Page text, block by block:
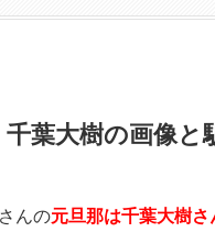
千葉大樹の画像と
んの元旦那は千葉大樹さ